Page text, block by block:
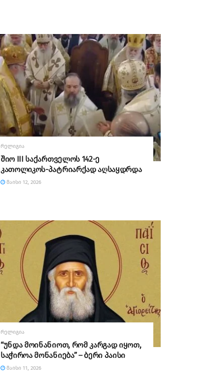
ᲠᲔᲚᲘᲒᲘᲐ
შიო III საქართველოს 142-ე
კათოლიკოს-პატრიარქად აღსაყდრდა
ᲛᲐᲘᲡᲘ 12, 2026
ᲠᲔᲚᲘᲒᲘᲐ
“უნდა მოინანიოთ, რომ კარგად იყოთ,
საჭიროა მონანიება” – ბერი პაისი
ᲛᲐᲘᲡᲘ 11, 2026